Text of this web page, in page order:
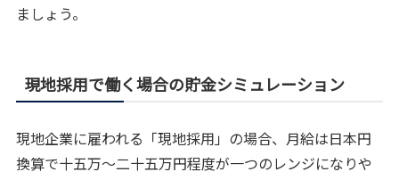
ましょう。
現地採用で働く場合の貯金シミュレーション
現地企業に雇われる「現地採用」の場合、月給は日本円
換算で十五万〜二十五万円程度が一つのレンジになりや